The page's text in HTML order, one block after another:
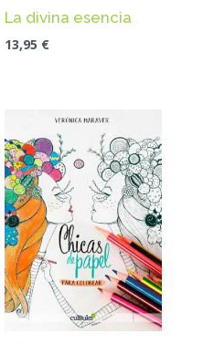
La divina esencia
13,95 €